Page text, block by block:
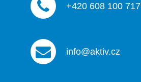
+420 608 100 717
info@aktiv.cz